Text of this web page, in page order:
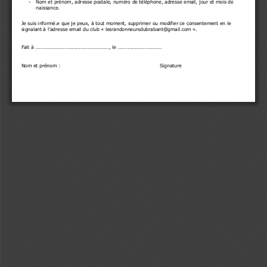
-
Nom et prénom, adresse postale, numéro de téléphone, adresse email jour et mois de
naissance.
Je suis informé. e que je peux, à tout moment supprimer ou modifier ce consentement en le
signalant à l’adresse email du club « lesrandonneursdubrabant@gmail.com »
Fait à ............................................................, le ....................................
Nom et prénom :                                                               Signature